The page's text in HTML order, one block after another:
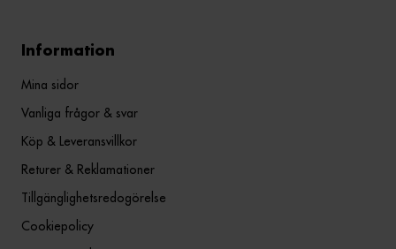
Information
Mina sidor
Vanliga frågor & svar
Köp & Leveransvillkor
Returer & Reklamationer
Tillgänglighetsredogörelse
Cookiepolicy